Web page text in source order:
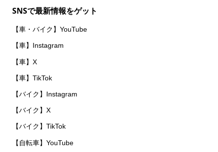
SNSで最新情報をゲット
【車・バイク】YouTube
【車】Instagram
【車】X
【車】TikTok
【バイク】Instagram
【バイク】X
【バイク】TikTok
【自転車】YouTube